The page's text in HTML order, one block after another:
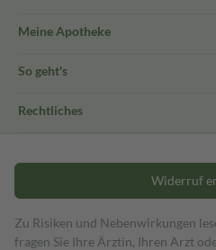
Meine Apotheke
So geht's
Rechtliches
Widerruf
Zu Risiken und Nebenwirkungen
fragen Sie Ihre Ärztin, Ihren Arzt